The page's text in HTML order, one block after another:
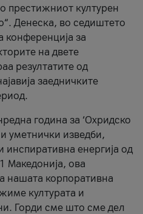
престижниот културен
Денеска, во седиштето
конференција за
на двете
резултатите од
заедничките
година за ‘Охридско
уметнички изведби,
енергија од
Македонија, ова
нашата корпоративна
културата и
Горди сме што сме дел